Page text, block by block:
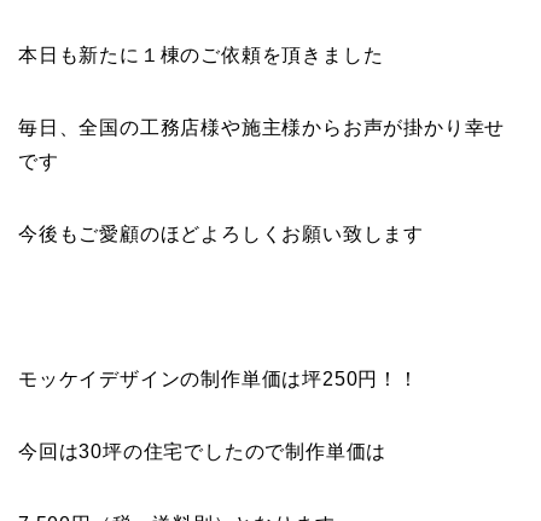
本日も新たに１棟のご依頼を頂きました
毎日、全国の工務店様や施主様からお声が掛かり幸せ
です
今後もご愛顧のほどよろしくお願い致します
モッケイデザインの制作単価は坪250円！！
今回は30坪の住宅でしたので制作単価は